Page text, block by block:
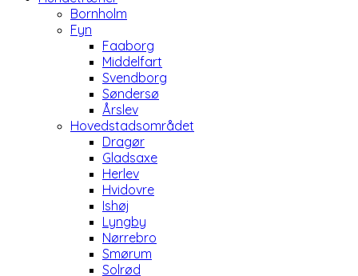
Bornholm
Fyn
Faaborg
Middelfart
Svendborg
Søndersø
Årslev
Hovedstadsområdet
Dragør
Gladsaxe
Herlev
Hvidovre
Ishøj
Lyngby
Nørrebro
Smørum
Solrød